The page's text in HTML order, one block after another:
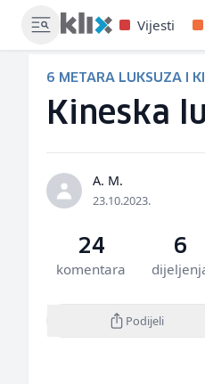
Vijesti
6 METARA LUKSUZA I
Kineska
A. M.
23.10.2023.
24
komentara
6
Podijeli